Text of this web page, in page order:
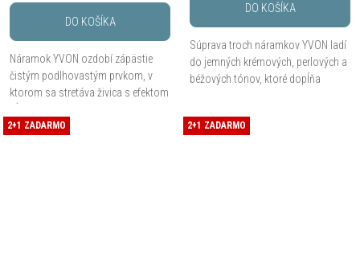
DO KOŠÍKA
Náramok YVON ozdobí zápästie
čistým podlhovastým prvkom, v
ktorom sa stretáva živica s efektom
prechodom. Hypoalergénny kov
DO KOŠÍKA
Súprava troch náramkov YVON ladí
do jemných krémových, perlových a
béžových tónov, ktoré dopĺňa
mosadze, prírodných...
2+1 ZADARMO 2+1 ZADARMO